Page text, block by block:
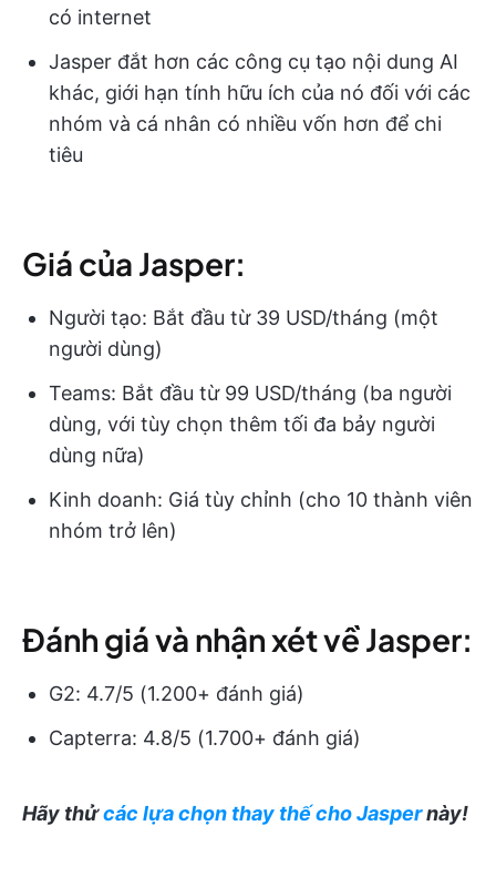
có internet
Jasper đắt hơn các công cụ tạo nội dung AI
khác, giới hạn tính hữu ích của nó đối với các
nhóm và cá nhân có nhiều vốn hơn để chi
tiêu
Giá của Jasper:
Người tạo: Bắt đầu từ 39 USD/tháng (một
người dùng)
Teams: Bắt đầu từ 99 USD/tháng (ba người
dùng, với tùy chọn thêm tối đa bảy người
dùng nữa)
Kinh doanh: Giá tùy chỉnh (cho 10 thành viên
nhóm trở lên)
Đánh giá và nhận xét về Jasper:
G2: 4.7/5 (1.200+ đánh giá)
Capterra: 4.8/5 (1.700+ đánh giá)
Hãy thửcác lựa chọn thay thế cho Jaspernày!